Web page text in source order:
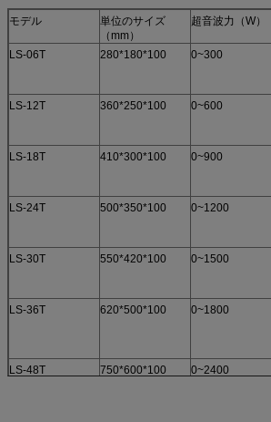
モデル
単位のサイズ
（mm）
超音波力（W）
LS-06T
280*180*100 0~300
LS-12T 360*250*100 0~600
LS-18T 410*300*100 0~900
LS-24T 500*350*100 0~1200
LS-30T 550*420*100 0~1500
LS-36T 620*500*100 0~1800
LS-48T 750*600*100 0~2400